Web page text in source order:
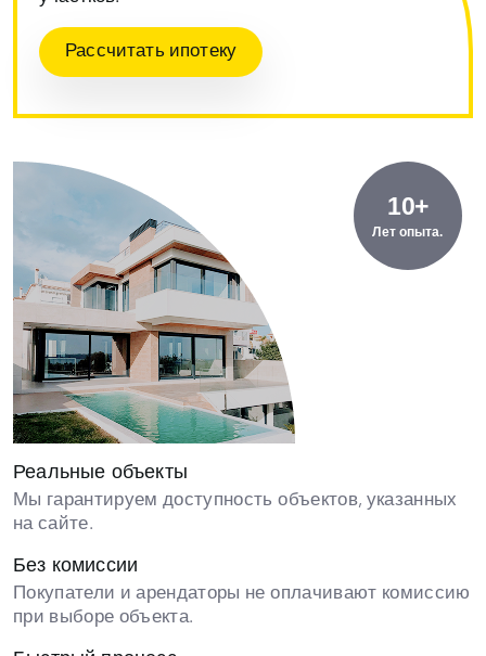
Рассчитать ипотеку
10+
Лет опыта.
Реальные объекты
Мы гарантируем доступность объектов, указанных
на сайте.
Без комиссии
Покупатели и арендаторы не оплачивают комиссию
при выборе объекта.